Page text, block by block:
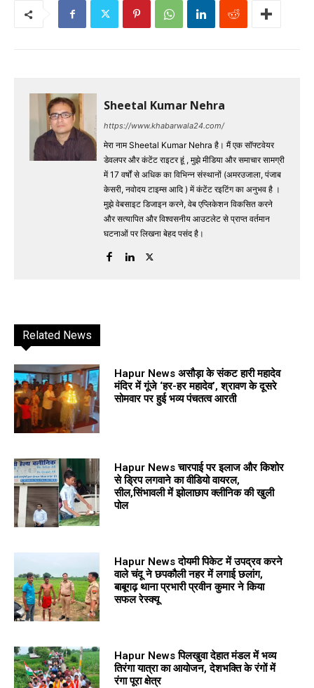
Sheetal Kumar Nehra
https://www.khabarwala24.com/
मेरा नाम Sheetal Kumar Nehra है। मैं एक सॉफ्टवेयर
डेवलपर और कंटेंट राइटर हूं , मुझे मीडिया और समाचार सामग्री
में 17 वर्षों से अधिक का विभिन्न संस्थानों (अमरउजाला, पंजाब
केसरी, नवोदय टाइम्स आदि ) में कंटेंट रइटिंग का अनुभव है ।
मुझे वेबसाइट डिजाइन करने, वेब एप्लिकेशन विकसित करने
और सत्यापित और विश्वसनीय आउटलेट से प्राप्त वर्तमान
घटनाओं पर लिखना बेहद पसंद है।
Related News
Hapur News असौड़ा के संकट हारी महादेव
मंदिर में गूंजे ‘हर-हर महादेव’, श्रावण के दूसरे
सोमवार पर हुई भव्य पंचतत्व आरती
Hapur News चारपाई पर इलाज और किशोर
से ड्रिप लगवाने का वीडियो वायरल,
सील,सिंभावली में झोलाछाप क्लीनिक की खुली
पोल
Hapur News दोयमी पिकेट में उपद्रव करने
वाले चंदू ने छपकौली नहर में लगाई छलांग,
बाबूगढ़ थाना प्रभारी प्रवीन कुमार ने किया
सफल रेस्क्यू
Hapur News पिलखुवा देहात मंडल में भव्य
तिरंगा यात्रा का आयोजन, देशभक्ति के रंगों में
रंगा पूरा क्षेत्र